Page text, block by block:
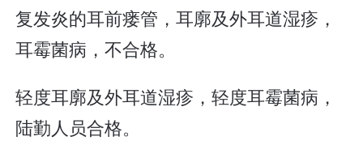
复发炎的耳前瘘管，耳廓及外耳道湿疹，
耳霉菌病，不合格。
轻度耳廓及外耳道湿疹，轻度耳霉菌病，
陆勤人员合格。